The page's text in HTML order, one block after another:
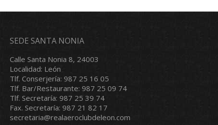
SEDE SANTA NONIA
Calle Santa Nonia 8, 24003
Localidad: León
Tlf. Conserjería: 987 25 16 05
Tlf. Bar/Restaurante: 987 25 09 74
Tlf. Secretaría: 987 25 39 74
Fax. Secretaría: 987 21 82 17
secretaria@realaeroclubdeleon.com